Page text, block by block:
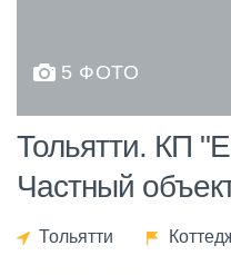
5 ФОТО
Тольятти. КП
Частный
Тольятти